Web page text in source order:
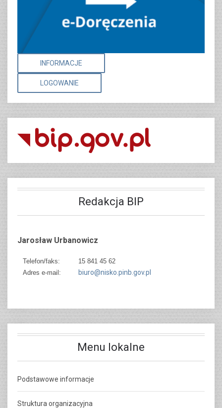
INFORMACJE
LOGOWANIE
Redakcja BIP
Jarosław Urbanowicz
Telefon/faks:
15 841 45 62
Adres e-mail:
biuro@nisko.pinb.gov.pl
Menu lokalne
Podstawowe informacje
Struktura organizacyjna